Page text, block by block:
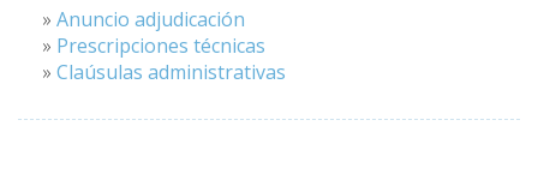
» Anuncio adjudicación
» Prescripciones técnicas
» Claúsulas administrativas